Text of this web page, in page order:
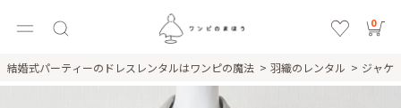
0
結婚式パーティーのドレスレンタルはワンピの魔法 羽織のレンタル ジャケ